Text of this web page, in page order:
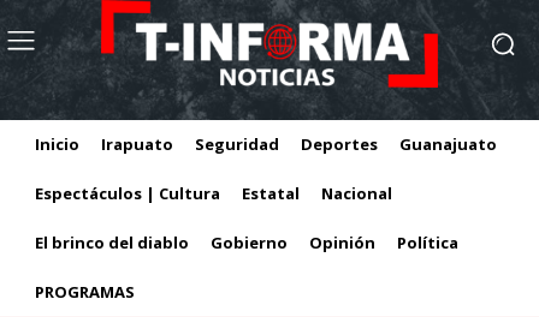
Inicio Irapuato Seguridad Deportes Guanajuato
Espectáculos | Cultura Estatal Nacional
El brinco del diablo Gobierno Opinión Política
PROGRAMAS